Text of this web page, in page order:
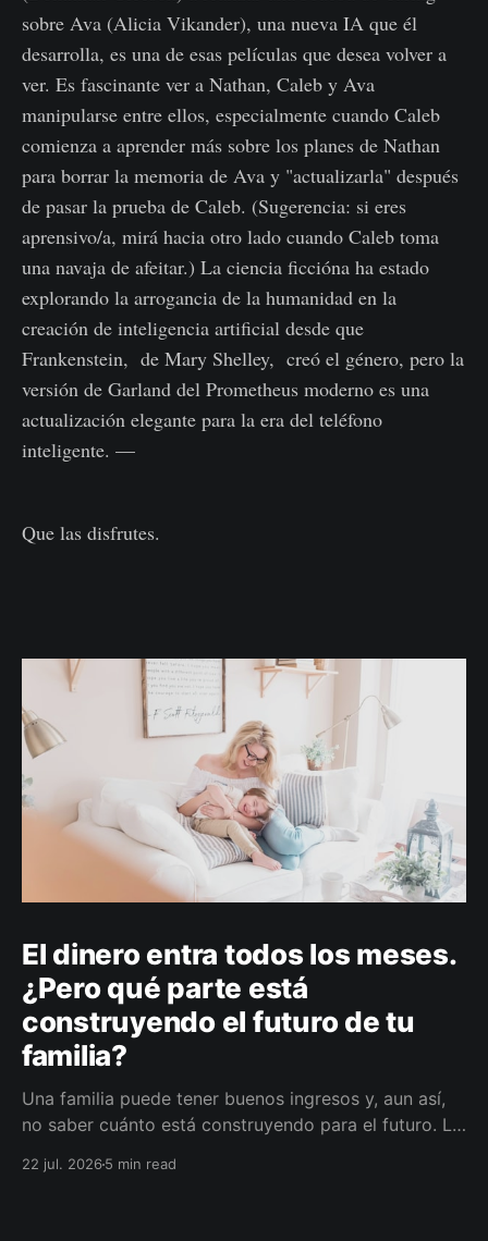
sobre Ava (Alicia Vikander), una nueva IA que él
desarrolla, es una de esas películas que desea volver a
ver. Es fascinante ver a Nathan, Caleb y Ava
manipularse entre ellos, especialmente cuando Caleb
comienza a aprender más sobre los planes de Nathan
para borrar la memoria de Ava y "actualizarla" después
de pasar la prueba de Caleb. (Sugerencia: si eres
aprensivo/a, mirá hacia otro lado cuando Caleb toma
una navaja de afeitar.) La ciencia ficcióna ha estado
explorando la arrogancia de la humanidad en la
creación de inteligencia artificial desde que
Frankenstein, de Mary Shelley, creó el género, pero la
versión de Garland del Prometheus moderno es una
actualización elegante para la era del teléfono
inteligente. —
Que las disfrutes.
El dinero entra todos los meses.
¿Pero qué parte está
construyendo el futuro de tu
familia?
Una familia puede tener buenos ingresos y, aun así,
no saber cuánto está construyendo para el futuro. La
darle a cada parte del ingreso un propósito, un plazo
22 jul. 20265 min read